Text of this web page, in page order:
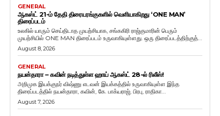
GENERAL
ஆகஸ்ட் 21-ம் தேதி திரையரங்குகளில் வெளியாகிறது ‘ONE MAN’
திரைப்படம்
உலகில் யாரும் செய்திடாத முயற்சியாக, சங்ககிரி ராஜ்குமாரின் பெரும்
முயற்சியில் ONE MAN திரைப்படம் உருவாகியுள்ளது. ஒரு திரைப்படத்திற்குத்...
August 8, 2026
GENERAL
நயன்தாரா – கவின் நடித்துள்ள ஹாய் ஆகஸ்ட் 28-ல் ரிலீஸ்!
அறிமுக இயக்குநர் விஷ்ணு எடவன் இயக்கத்தில் உருவாகியுள்ள இந்த
திரைப்படத்தில் நயன்தாரா, கவின், கே. பாக்யராஜ், பிரபு, ராதிகா...
August 7, 2026